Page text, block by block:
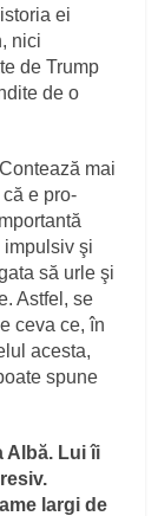
ei
nici
de Trump
de o
mai
e pro-
impulsiv şi
să urle şi
Astfel, se
ceva ce, în
acesta,
spune
Albă. Lui îi
largi de